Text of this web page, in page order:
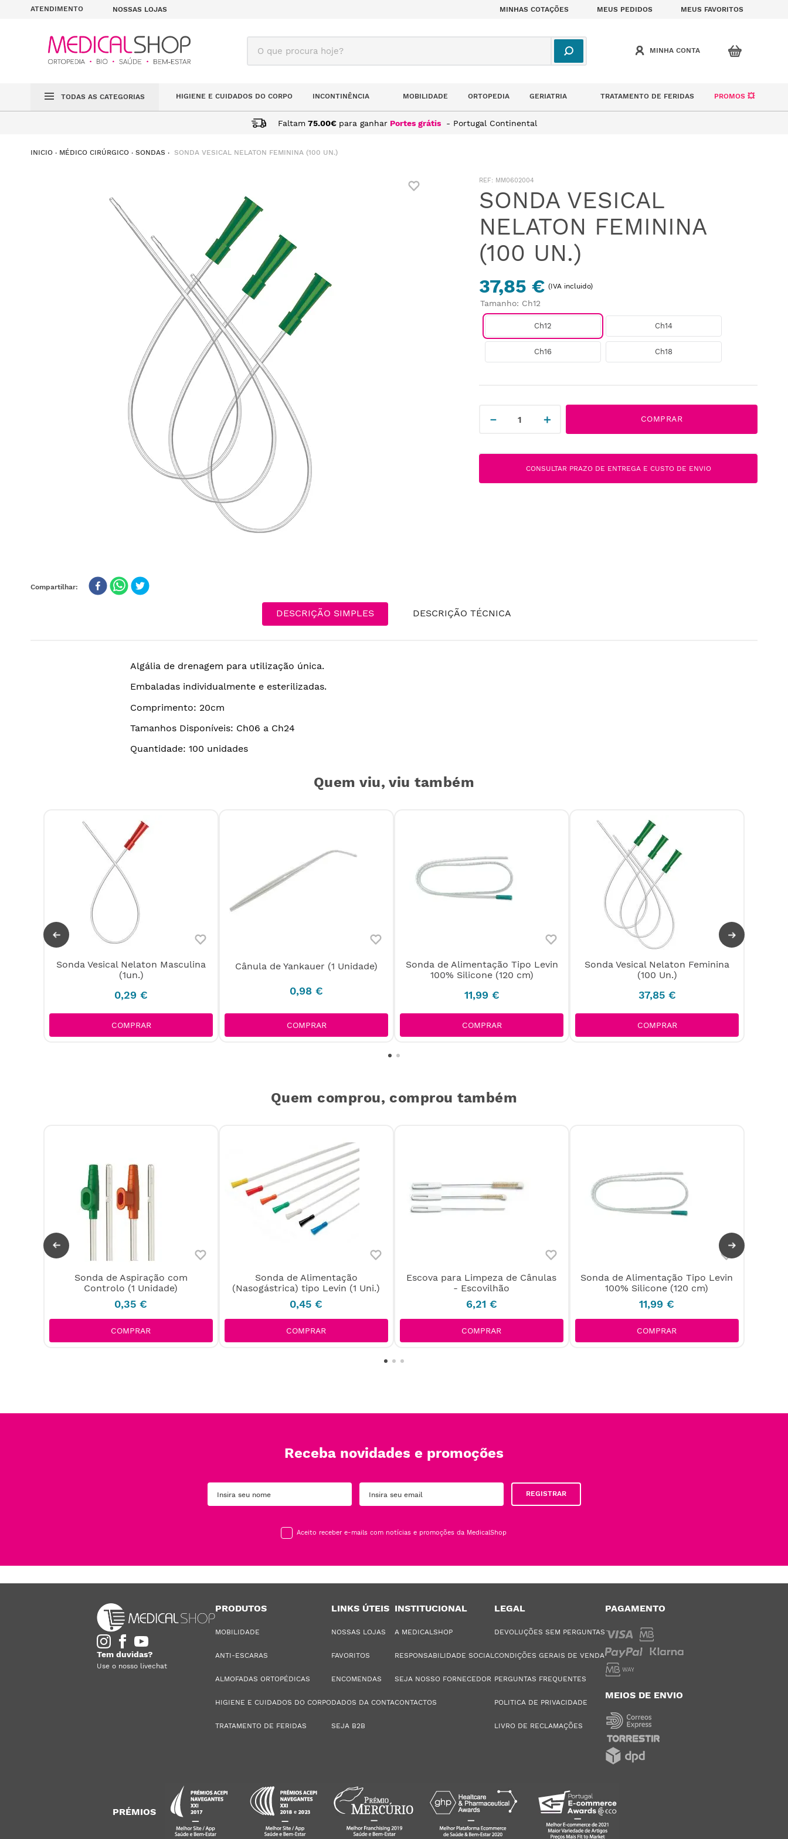
ATENDIMENTO NOSSAS LOJAS MINHAS COTAÇÕES MEUS PEDIDOS MEUS FAVORITOS
O que procura hoje?
TODAS AS CATEGORIAS HIGIENE E CUIDADOS DO CORPO INCONTINÊNCIA MOBILIDADE ORTOPEDIA GERIATRIA TRATAMENTO DE FERIDAS PROMOS 💥
Faltam 75.00€ para ganhar Portes grátis - Portugal Continental
MÉDICO CIRÚRGICO SONDAS SONDA VESICAL NELATON FEMININA (100 UN.)
: MM0602004
SONDA VESICAL
NELATON FEMININA
(100 UN.)
37,85 € (IVA incluido)
Tamanho: Ch12
Ch12 Ch14
Ch16 Ch18
＋
－ COMPRAR
CONSULTAR PRAZO DE ENTREGA E CUSTO DE ENVIO
DESCRIÇÃO SIMPLES DESCRIÇÃO TÉCNICA
Algália de drenagem para utilização única.
Embaladas individualmente e esterilizadas.
Comprimento: 20cm
Tamanhos Disponíveis: Ch06 a Ch24
Quantidade: 100 unidades
Quem viu, viu também
Sonda Vesical Nelaton Masculina
(1un.)
0,29 €
COMPRAR
Cânula de Yankauer (1 Unidade)
0,98 €
COMPRAR
Sonda de Alimentação Tipo Levin
100% Silicone (120 cm)
11,99 €
COMPRAR
Sonda Vesical Nelaton Feminina
(100 Un.)
37,85 €
COMPRAR
Quem comprou, comprou também
Sonda de Aspiração com
Controlo (1 Unidade)
0,35 €
COMPRAR
Sonda de Alimentação
(Nasogástrica) tipo Levin (1 Uni.)
0,45 €
COMPRAR
Escova para Limpeza de Cânulas
- Escovilhão
6,21 €
COMPRAR
Sonda de Alimentação Tipo Levin
100% Silicone (120 cm)
11,99 €
COMPRAR
Receba novidades e promoções
REGISTRAR
Aceito receber e-mails com notícias e promoções da MedicalShop
Tem duvidas?
Use o nosso livechat
PRODUTOS
MOBILIDADE
ANTI-ESCARAS
ALMOFADAS ORTOPÉDICAS
HIGIENE E CUIDADOS DO CORPO
TRATAMENTO DE FERIDAS
LINKS ÚTEIS
NOSSAS LOJAS
FAVORITOS
ENCOMENDAS
DADOS DA CONTA
SEJA B2B
INSTITUCIONAL
A MEDICALSHOP
RESPONSABILIDADE SOCIAL
SEJA NOSSO FORNECEDOR
CONTACTOS
LEGAL
DEVOLUÇÕES SEM PERGUNTAS
CONDIÇÕES GERAIS DE VENDA
PERGUNTAS FREQUENTES
POLITICA DE PRIVACIDADE
LIVRO DE RECLAMAÇÕES
PAGAMENTO
MEIOS DE ENVIO
PRÉMIOS